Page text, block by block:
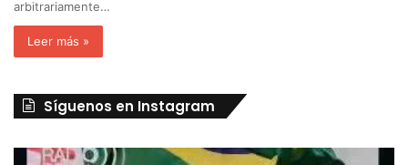
arbitrariamente…
Leer más »
Síguenos en Instagram